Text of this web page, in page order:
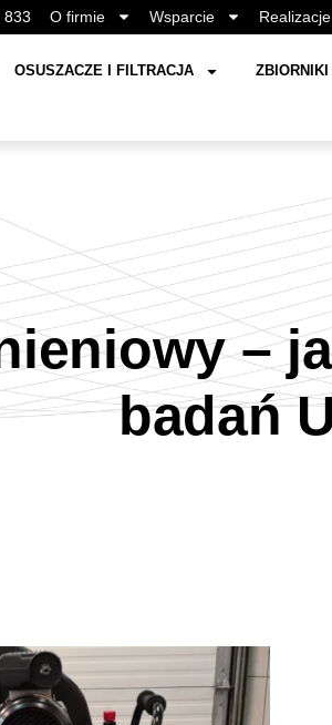
833 O firmie Wsparcie Realizacje
OSUSZACZE I FILTRACJA
–
badań